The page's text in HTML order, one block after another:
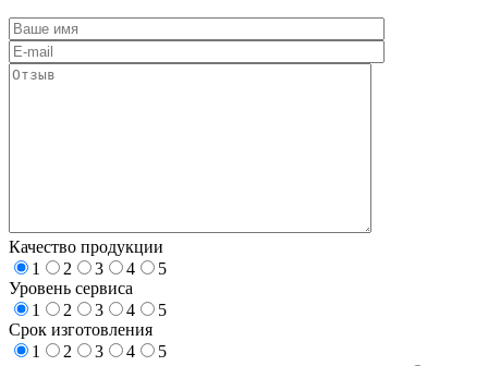
Качество продукции
1
2 3 4
5
Уровень сервиса
1
2 3 4
5
Срок изготовления
1
2 3 4
5